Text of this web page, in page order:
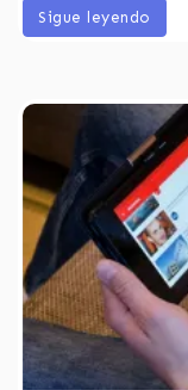
Sigue leyendo